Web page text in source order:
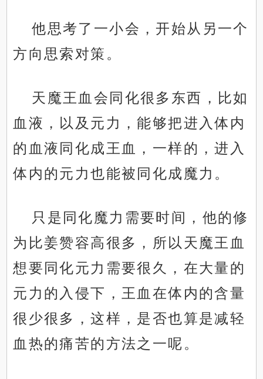
他思考了一小会，开始从另一个
方向思索对策。
天魔王血会同化很多东西，比如
血液，以及元力，能够把进入体内
的血液同化成王血，一样的，进入
体内的元力也能被同化成魔力。
只是同化魔力需要时间，他的修
为比姜赞容高很多，所以天魔王血
想要同化元力需要很久，在大量的
元力的入侵下，王血在体内的含量
很少很多，这样，是否也算是减轻
血热的痛苦的方法之一呢。